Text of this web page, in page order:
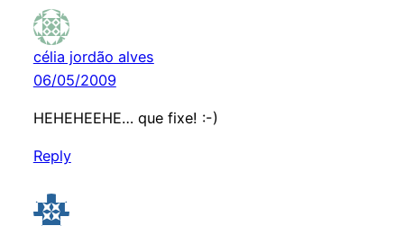
célia jordão alves
06/05/2009
HEHEHEEHE… que fixe! :-)
Reply